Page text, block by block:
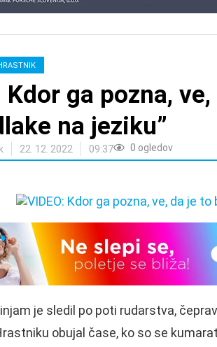
Kdor ga pozna,
na jeziku”
22. 12. 2022 09:37 0 ogledov
je sledil po poti rudarstva,
obujal čase, ko so se